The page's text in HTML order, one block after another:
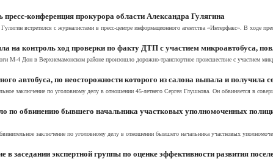
конференция прокурора области Александра Гулягина
встретился с журналистами в пресс-центре информационного агентства «Интерфакс». В ходе
на контроль ход проверки по факту ДТП с участием микроавтобуса,
М-4 Дон в Верхнемамонском районе произошло дорожно-транспортное происшествие с участием
автобуса, по неосторожности которого из салона выпала и получила
заключение по уголовному делу в отношении 45-летнего Сергея Глушкова. Он обвиняется в
по обвинению бывшего начальника участковых уполномоченных
заключение по уголовному делу в отношении бывшего начальника участковых
в заседании экспертной группы по оценке эффективности развития